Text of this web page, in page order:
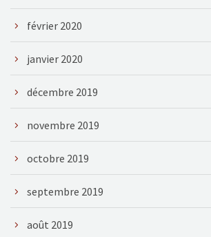
février 2020
janvier 2020
décembre 2019
novembre 2019
octobre 2019
septembre 2019
août 2019